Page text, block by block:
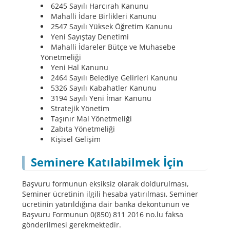
6245 Sayılı Harcırah Kanunu
Mahalli İdare Birlikleri Kanunu
2547 Sayılı Yüksek Öğretim Kanunu
Yeni Sayıştay Denetimi
Mahalli İdareler Bütçe ve Muhasebe
Yönetmeliği
Yeni Hal Kanunu
2464 Sayılı Belediye Gelirleri Kanunu
5326 Sayılı Kabahatler Kanunu
3194 Sayılı Yeni İmar Kanunu
Stratejik Yönetim
Taşınır Mal Yönetmeliği
Zabıta Yönetmeliği
Kişisel Gelişim
Seminere Katılabilmek İçin
Başvuru formunun eksiksiz olarak doldurulması,
Seminer ücretinin ilgili hesaba yatırılması, Seminer
ücretinin yatırıldığına dair banka dekontunun ve
Başvuru Formunun 0(850) 811 2016 no.lu faksa
gönderilmesi gerekmektedir.